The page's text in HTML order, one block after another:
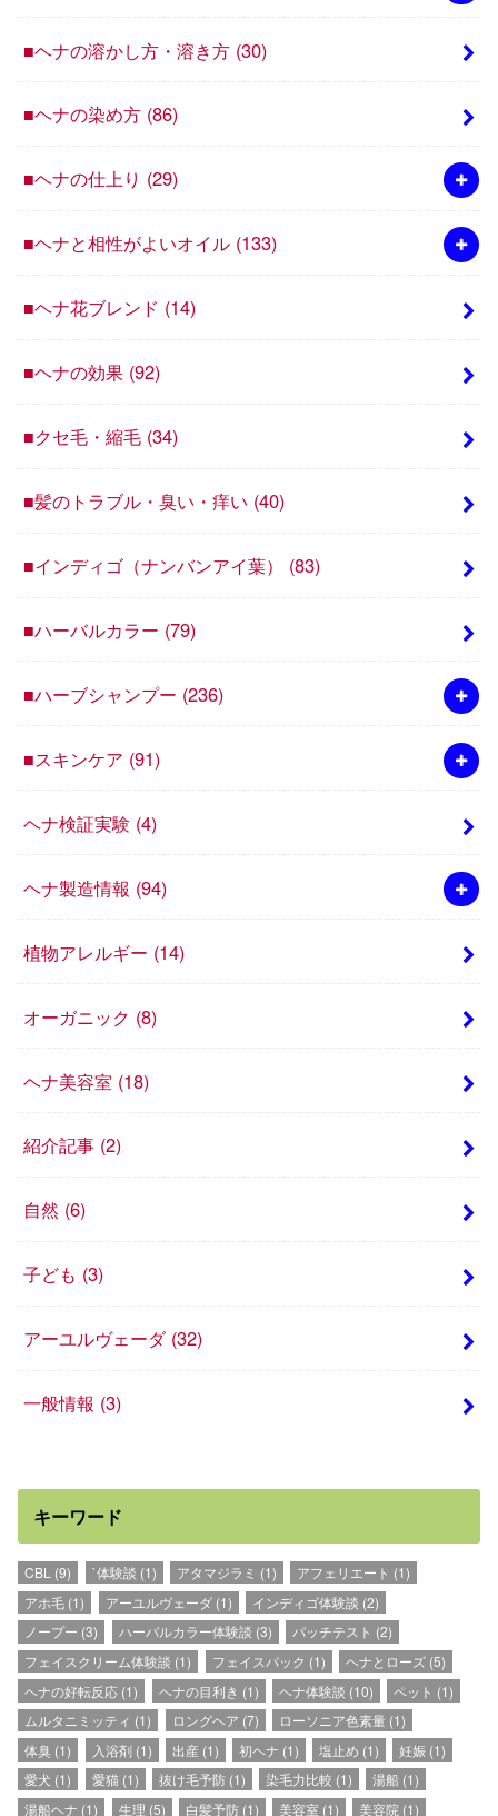
■ヘナの溶かし方・溶き方 (30)
■ヘナの染め方 (86)
■ヘナの仕上り (29)
■ヘナと相性がよいオイル (133)
■ヘナ花ブレンド (14)
■ヘナの効果 (92)
■クセ毛・縮毛 (34)
■髪のトラブル・臭い・痒い (40)
■インディゴ（ナンバンアイ葉） (83)
■ハーバルカラー (79)
■ハーブシャンプー (236)
■スキンケア (91)
ヘナ検証実験 (4)
ヘナ製造情報 (94)
植物アレルギー (14)
オーガニック (8)
ヘナ美容室 (18)
紹介記事 (2)
自然 (6)
子ども (3)
アーユルヴェーダ (32)
一般情報 (3)
キーワード
CBL (9) `体験談 (1) アタマジラミ (1) アフェリエート (1)
アホ毛 (1) アーユルヴェーダ(1) インディゴ体験談 (2)
ノープー (3) ハーバルカラー体験談 (3) パッチテスト (2)
フェイスクリーム体験談 (1) フェイスパック (1) ヘナとローズ(5)
ヘナの好転反応 (1) ヘナの目利き (1) ヘナ体験談 (10) ペット (1)
ムルタニミッティ (1) ロングヘア (7) ローソニア色素量(1)
体臭 (1) 入浴剤(1) 出産(1) 初ヘナ (1) 塩止め (1) 妊娠 (1)
愛犬 (1) 愛猫(1) 抜け毛予防(1) 染毛力比較 (1) 湯船 (1)
湯船ヘナ (1) 生理 (5) 白髪予防(1) 美容室 (1) 美容院 (1)